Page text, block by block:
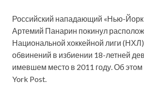
Российский нападающий «Нью-
Артемий Панарин покинул
Национальной хоккейной лиги
обвинений в избиении 18-летней
имевшем место в 2011 году. Об
York Post.